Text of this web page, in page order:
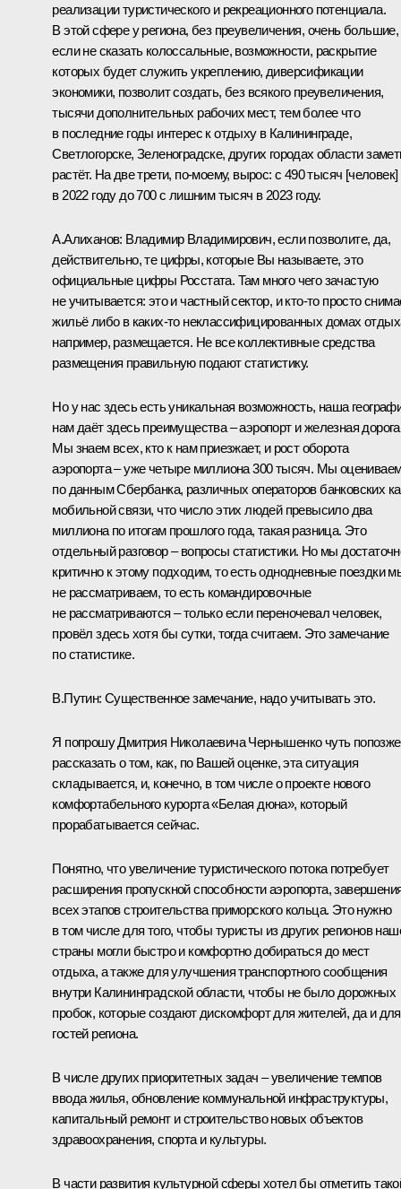
реализации туристического и рекреационного потенциала.
В этой сфере у региона, без преувеличения, очень большие,
если не сказать колоссальные, возможности, раскрытие
которых будет служить укреплению, диверсификации
экономики, позволит создать, без всякого преувеличения,
тысячи дополнительных рабочих мест, тем более что
в последние годы интерес к отдыху в Калининграде,
Светлогорске, Зеленоградске, других городах области
растёт. На две трети, по-моему, вырос: с 490 тысяч [человек]
в 2022 году до 700 с лишним тысяч в 2023 году.
А.Алиханов: Владимир Владимирович, если позволите, да,
действительно, те цифры, которые Вы называете, это
официальные цифры Росстата. Там много чего зачастую
не учитывается: это и частный сектор, и кто-то просто
жильё либо в каких-то неклассифицированных домах
например, размещается. Не все коллективные средства
размещения правильную подают статистику.
Но у нас здесь есть уникальная возможность, наша
нам даёт здесь преимущества – аэропорт и железная
Мы знаем всех, кто к нам приезжает, и рост оборота
аэропорта – уже четыре миллиона 300 тысяч. Мы
по данным Сбербанка, различных операторов банковских
мобильной связи, что число этих людей превысило два
миллиона по итогам прошлого года, такая разница. Это
отдельный разговор – вопросы статистики. Но мы
критично к этому подходим, то есть однодневные поездки
не рассматриваем, то есть командировочные
не рассматриваются – только если переночевал человек,
провёл здесь хотя бы сутки, тогда считаем. Это замечание
по статистике.
В.Путин: Существенное замечание, надо учитывать это.
Я попрошу Дмитрия Николаевича Чернышенко чуть попозже
рассказать о том, как, по Вашей оценке, эта ситуация
складывается, и, конечно, в том числе о проекте нового
комфортабельного курорта «Белая дюна», который
прорабатывается сейчас.
Понятно, что увеличение туристического потока потребует
расширения пропускной способности аэропорта,
всех этапов строительства приморского кольца. Это нужно
в том числе для того, чтобы туристы из других регионов
страны могли быстро и комфортно добираться до мест
отдыха, а также для улучшения транспортного сообщения
внутри Калининградской области, чтобы не было дорожных
пробок, которые создают дискомфорт для жителей, да и для
гостей региона.
В числе других приоритетных задач – увеличение темпов
ввода жилья, обновление коммунальной инфраструктуры,
капитальный ремонт и строительство новых объектов
здравоохранения, спорта и культуры.
В части развития культурной сферы хотел бы отметить